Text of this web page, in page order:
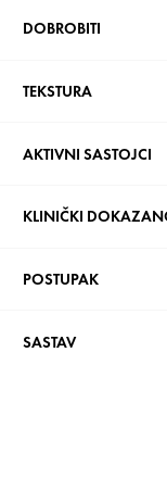
DOBROBITI
TEKSTURA
AKTIVNI SASTOJCI
KLINIČKI
POSTUPAK
SASTAV